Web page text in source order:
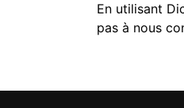
En utilisant
pas à nous